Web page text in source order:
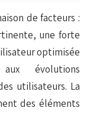
de facteurs :
une forte
optimisée
évolutions
utilisateurs. La
des éléments